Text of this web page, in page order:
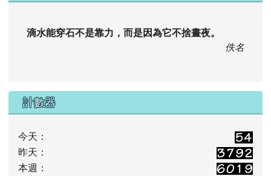
滴水能穿石不是靠力，而是因為它不捨晝夜。
佚名
計數器
今天：
昨天：
本週：